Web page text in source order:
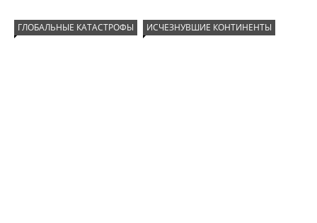
ГЛОБАЛЬНЫЕ КАТАСТРОФЫ ИСЧЕЗНУВШИЕ КОНТИНЕНТЫ